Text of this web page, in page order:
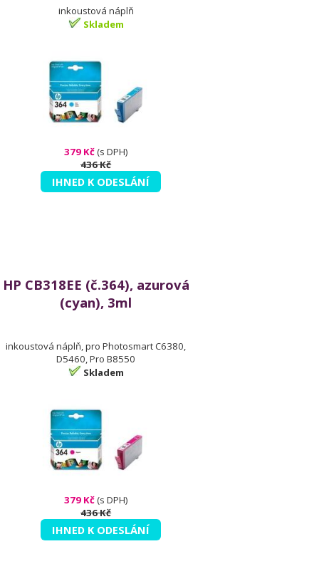
inkoustová náplň
Skladem
379 Kč(s DPH)
436 Kč
IHNED K ODESLÁNÍ
HP CB318EE (č.364), azurová
(cyan), 3ml
inkoustová náplň, pro Photosmart C6380,
D5460, Pro B8550
Skladem
379 Kč(s DPH)
436 Kč
IHNED K ODESLÁNÍ